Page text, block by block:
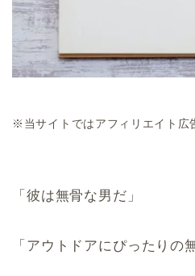
※当サイトではアフィリエイト広
「彼は無骨な男だ」
「アウトドアにぴったりの